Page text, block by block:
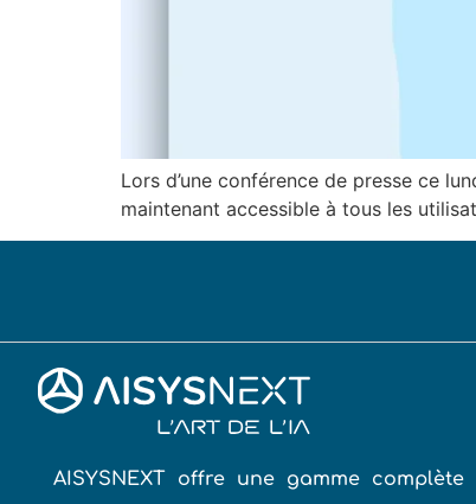
Lors d’une conférence de presse ce
maintenant accessible à tous les
AISYSNEXT offre une gamme complète